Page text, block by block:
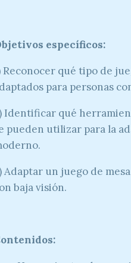
específicos:
Reconocer qué tipo de
para personas
Identificar qué
pueden utilizar para la
Adaptar un juego de
baja visión.